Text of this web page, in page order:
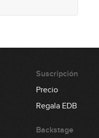
Suscripción
Precio
Regala EDB
Backstage